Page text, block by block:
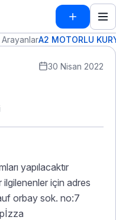
ArayanlarA2 MOTORLU
30 Nisan 2022
yapılacaktır
için adres
orbay sok. no:7